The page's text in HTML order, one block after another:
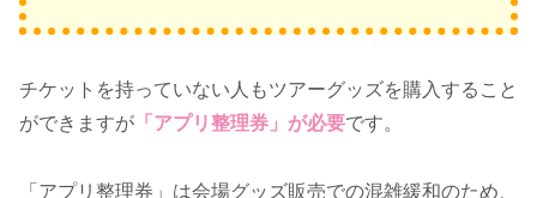
チケットを持っていない人もツアーグッズを購入すること
ができますが 「アプリ整理券」が必要です。
「アプリ整理券」は会場グッズ販売での混雑緩和のため、